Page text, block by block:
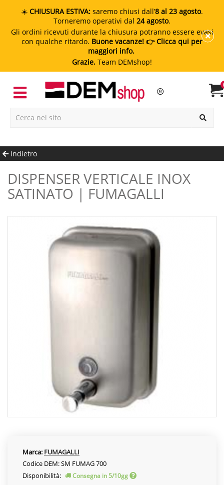
☀️ CHIUSURA ESTIVA: saremo chiusi dall’8 al 23 agosto.
Torneremo operativi dal 24 agosto.
Gli ordini ricevuti durante la chiusura potranno essere evasi
con qualche ritardo. Buone vacanze! 👉 Clicca qui per
maggiori info.
Grazie. Team DEMshop!
Indietro
DISPENSER VERTICALE INOX
SATINATO | FUMAGALLI
Marca: FUMAGALLI
Codice DEM: SM FUMAG 700
Disponibilità:
Consegna in 5/10gg